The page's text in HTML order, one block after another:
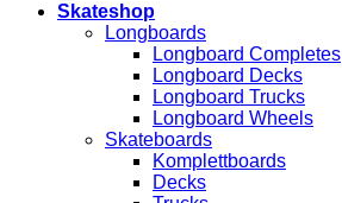
Skateshop
Longboards
Longboard Completes
Longboard Decks
Longboard Trucks
Longboard Wheels
Skateboards
Komplettboards
Decks